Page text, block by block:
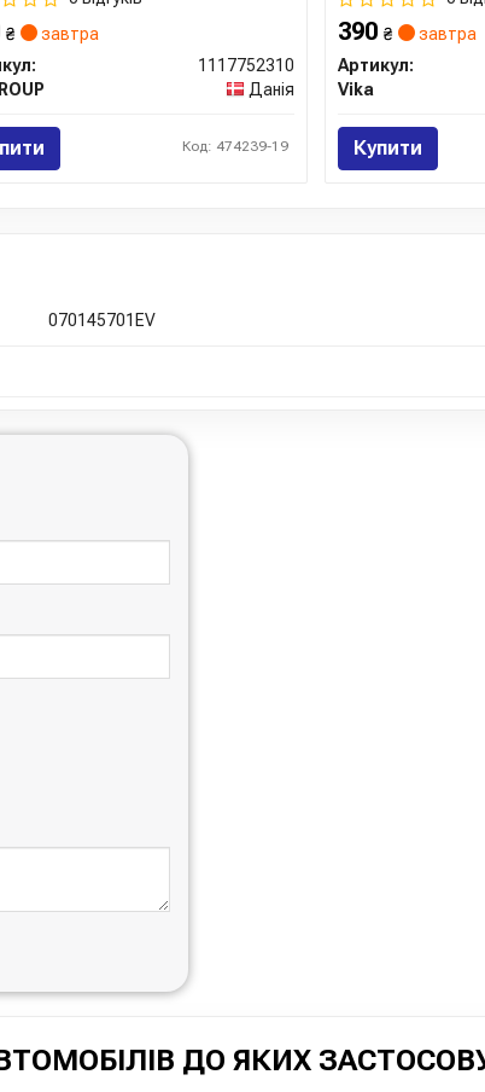
₴
завтра
1117752310
Данія
Код: 474239-19
390 ₴
завтра
Артикул:
Vika
Купити
070145701EV
ДО ЯКИХ